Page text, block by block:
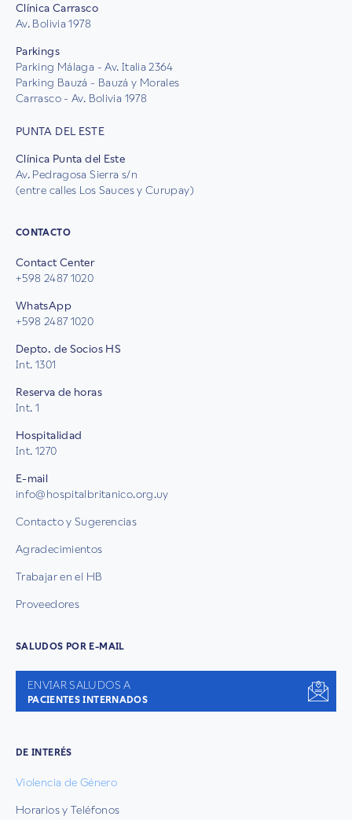
Clínica Carrasco
Av. Bolivia 1978
Parkings
Parking Málaga - Av. Italia 2364
Parking Bauzá - Bauzá y Morales
Carrasco - Av. Bolivia 1978
PUNTA DEL ESTE
Clínica Punta del Este
Av. Pedragosa Sierra s/n
(entre calles Los Sauces y Curupay)
CONTACTO
Contact Center
+598 2487 1020
WhatsApp
+598 2487 1020
Depto. de Socios HS
Int. 1301
Reserva de horas
Int. 1
Hospitalidad
Int. 1270
E-mail
info@hospitalbritanico.org.uy
Contacto y Sugerencias
Agradecimientos
Trabajar en el HB
Proveedores
SALUDOS POR E-MAIL
ENVIAR SALUDOS A
PACIENTES INTERNADOS
DE INTERÉS
Violencia de Género
Horarios y Teléfonos